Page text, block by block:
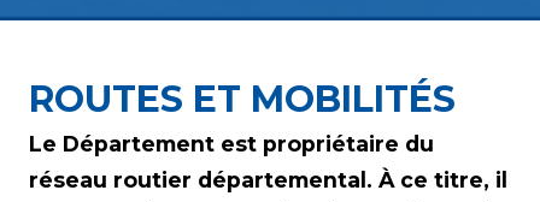
ROUTES ET MOBILITÉS
Le Département est propriétaire du
réseau routier départemental. À ce titre, il